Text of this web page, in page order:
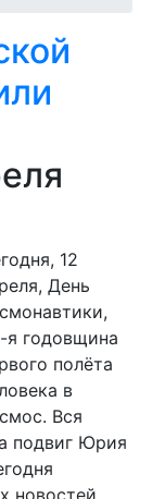
12
День
я годовщина
полёта
в
Вся
подвиг Юрия
новостей.